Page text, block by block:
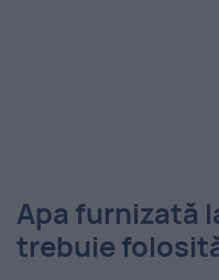
Apa furnizată
trebuie